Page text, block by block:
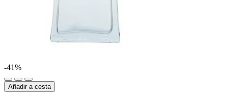
-41%
Añadir a cesta